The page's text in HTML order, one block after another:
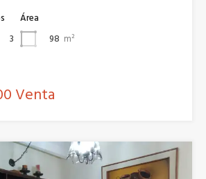
3
Área
98 m²
Venta